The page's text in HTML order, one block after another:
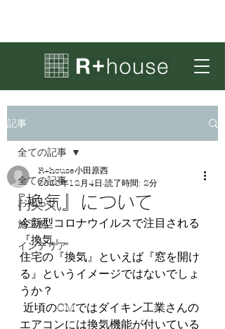
記事
全ての記事
お知らせ
施工例
インテリア
全ての記事
『換気』について
R+house小田原西
2020年12月4日 読了時間: 2分
今新型コロナウイルスで注目される
『換気』。
住宅の『換気』といえば『窓を開け
る』というイメージではないでしょ
うか？
近頃のCMではダイキン工業さんの
エアコンには換気機能が付いている